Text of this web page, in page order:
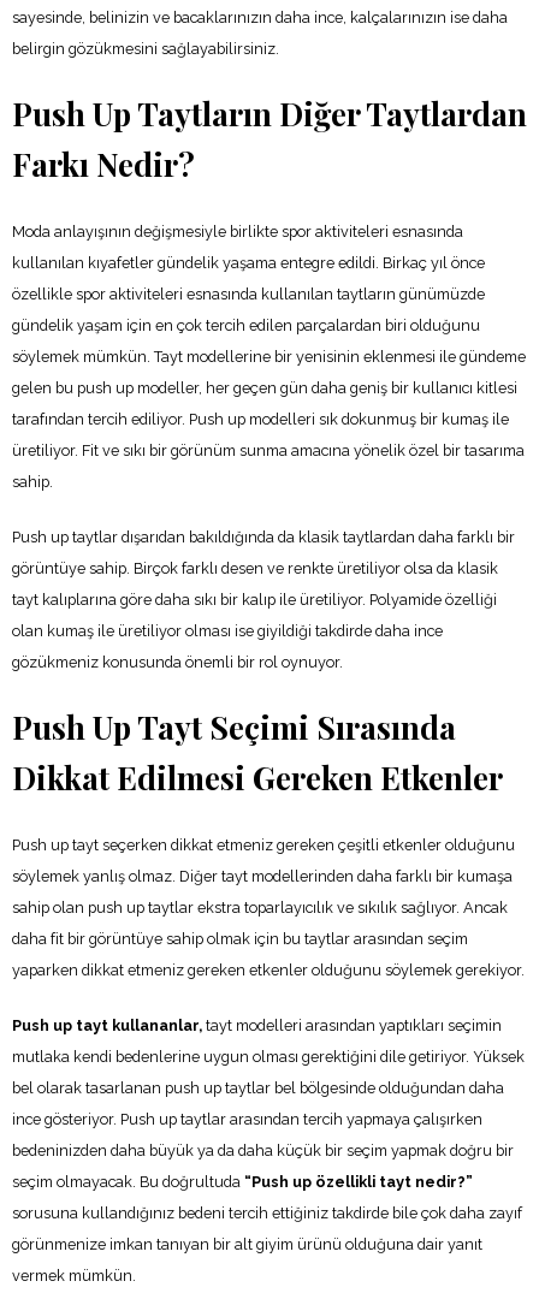
sayesinde, belinizin ve bacaklarınızın daha ince, kalçalarınızın ise daha
belirgin gözükmesini sağlayabilirsiniz.
Push Up Taytların Diğer Taytlardan
Farkı Nedir?
Moda anlayışının değişmesiyle birlikte spor aktiviteleri esnasında
kullanılan kıyafetler gündelik yaşama entegre edildi. Birkaç yıl önce
özellikle spor aktiviteleri esnasında kullanılan taytların günümüzde
gündelik yaşam için en çok tercih edilen parçalardan biri olduğunu
söylemek mümkün. Tayt modellerine bir yenisinin eklenmesi ile gündeme
gelen bu push up modeller, her geçen gün daha geniş bir kullanıcı kitlesi
tarafından tercih ediliyor. Push up modelleri sık dokunmuş bir kumaş ile
üretiliyor. Fit ve sıkı bir görünüm sunma amacına yönelik özel bir tasarıma
sahip.
Push up taytlar dışarıdan bakıldığında da klasik taytlardan daha farklı bir
görüntüye sahip. Birçok farklı desen ve renkte üretiliyor olsa da klasik
tayt kalıplarına göre daha sıkı bir kalıp ile üretiliyor. Polyamide özelliği
olan kumaş ile üretiliyor olması ise giyildiği takdirde daha ince
gözükmeniz konusunda önemli bir rol oynuyor.
Push Up Tayt Seçimi Sırasında
Dikkat Edilmesi Gereken Etkenler
Push up tayt seçerken dikkat etmeniz gereken çeşitli etkenler olduğunu
söylemek yanlış olmaz. Diğer tayt modellerinden daha farklı bir kumaşa
sahip olan push up taytlar ekstra toparlayıcılık ve sıkılık sağlıyor. Ancak
daha fit bir görüntüye sahip olmak için bu taytlar arasından seçim
yaparken dikkat etmeniz gereken etkenler olduğunu söylemek gerekiyor.
Push up tayt kullananlar, tayt modelleri arasından yaptıkları seçimin
mutlaka kendi bedenlerine uygun olması gerektiğini dile getiriyor. Yüksek
bel olarak tasarlanan push up taytlar bel bölgesinde olduğundan daha
ince gösteriyor. Push up taytlar arasından tercih yapmaya çalışırken
bedeninizden daha büyük ya da daha küçük bir seçim yapmak doğru bir
seçim olmayacak. Bu doğrultuda “Push up özellikli tayt nedir?”
sorusuna kullandığınız bedeni tercih ettiğiniz takdirde bile çok daha zayıf
görünmenize imkan tanıyan bir alt giyim ürünü olduğuna dair yanıt
vermek mümkün.